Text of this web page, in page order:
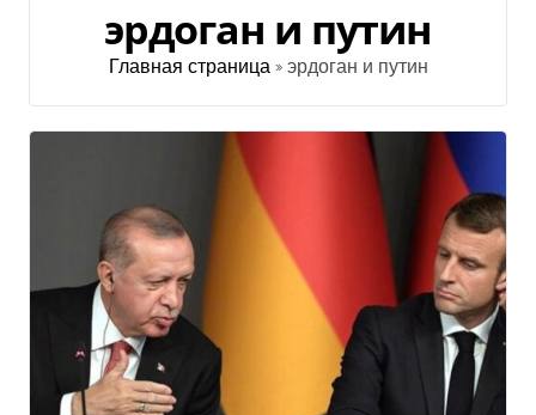
эрдоган и путин
Главная страница» эрдоган и путин